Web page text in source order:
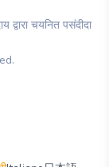
चयनित पसंदीदा